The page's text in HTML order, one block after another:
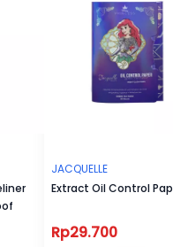
JACQUELLE
Extract Oil Control
Rp29.700